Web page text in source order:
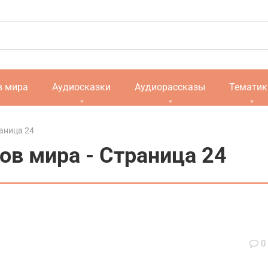
мира Аудиосказки Аудиорассказы
24
мира - Страница 24
0